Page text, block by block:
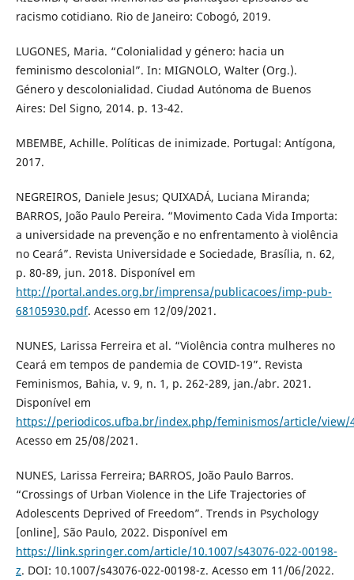
racismo cotidiano. Rio de Janeiro: Cobogó, 2019.
LUGONES, Maria. “Colonialidad y género: hacia un
feminismo descolonial”. In: MIGNOLO, Walter (Org.).
Género y descolonialidad. Ciudad Autónoma de Buenos
Aires: Del Signo, 2014. p. 13-42.
MBEMBE, Achille. Políticas de inimizade. Portugal: Antígona,
2017.
NEGREIROS, Daniele Jesus; QUIXADÁ, Luciana Miranda;
BARROS, João Paulo Pereira. “Movimento Cada Vida Importa:
a universidade na prevenção e no enfrentamento à violência
no Ceará”. Revista Universidade e Sociedade, Brasília, n. 62,
p. 80-89, jun. 2018. Disponível em
http://portal.andes.org.br/imprensa/publicacoes/imp-pub-
68105930.pdf. Acesso em 12/09/2021.
NUNES, Larissa Ferreira et al. “Violência contra mulheres no
Ceará em tempos de pandemia de COVID-19”. Revista
Feminismos, Bahia, v. 9, n. 1, p. 262-289, jan./abr. 2021.
Disponível em
https://periodicos.ufba.br/index.php/feminismos/article/view/
Acesso em 25/08/2021.
NUNES, Larissa Ferreira; BARROS, João Paulo Barros.
“Crossings of Urban Violence in the Life Trajectories of
Adolescents Deprived of Freedom”. Trends in Psychology
[online], São Paulo, 2022. Disponível em
https://link.springer.com/article/10.1007/s43076-022-00198-
z. DOI: 10.1007/s43076-022-00198-z. Acesso em 11/06/2022.